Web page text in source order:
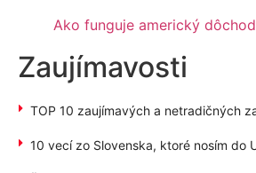
Ako funguje americký
Zaujímavosti
TOP 10 zaujímavých a netradičných
10 vecí zo Slovenska, ktoré nosím do